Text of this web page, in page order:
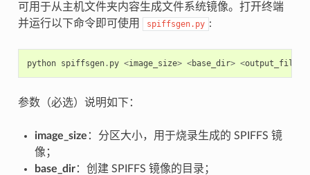
可用于从主机文件夹内容生成文件系统镜像。打开终端
并运行以下命令即可使用
spiffsgen.py :
python spiffsgen. py <image_size> <base_dir> <output_file
参数（必选）说明如下：
image_size ：分区大小，用于烧录生成的 SPIFFS 镜
像；
base_dir：创建 SPIFFS 镜像的目录；